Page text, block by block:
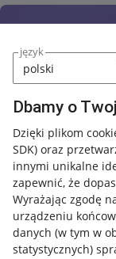
język
Dbamy o
Dzięki plikom
SDK) oraz
innymi unikalne
zapewnić, że
Wyrażając zgodę
urządzeniu
danych (w tym w
statystycznych)